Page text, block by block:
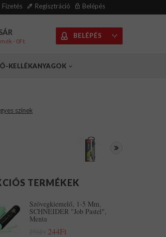
Fizetés Regisztráció Belépés
- 0Ft
BELÉPÉS
KELLÉKANYAGOK
színek
TERMÉKEK
Szövegkiemelő, 1-5 Mm,
SCHNEIDER "Job Pastel",
Menta
244Ft